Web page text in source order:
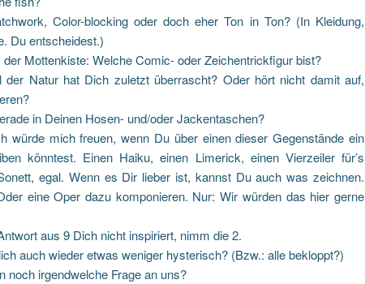
Color-blocking oder doch eher Ton in Ton? (In Kleidung,
Du entscheidest.)
der Mottenkiste: Welche Comic- oder Zeichentrickfigur bist?
der Natur hat Dich zuletzt überrascht? Oder hört nicht damit auf,
in Deinen Hosen- und/oder Jackentaschen?
würde mich freuen, wenn Du über einen dieser Gegenstände ein
könntest. Einen Haiku, einen Limerick, einen Vierzeiler für’s
egal. Wenn es Dir lieber ist, kannst Du auch was zeichnen.
eine Oper dazu komponieren. Nur: Wir würden das hier gerne
aus 9 Dich nicht inspiriert, nimm die 2.
auch wieder etwas weniger hysterisch? (Bzw.: alle bekloppt?)
noch irgendwelche Frage an uns?